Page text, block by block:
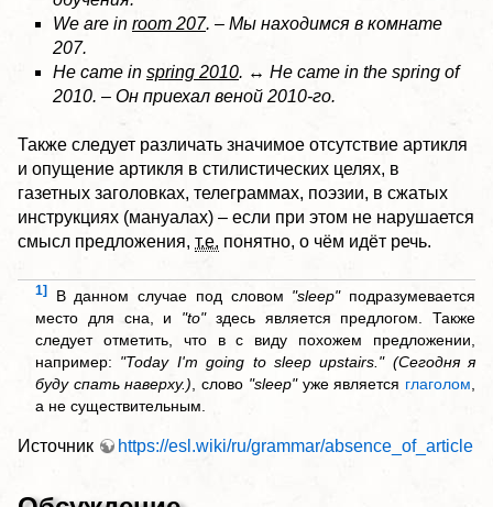
We are in room 207. – Мы находимся в комнате
207.
He came in spring 2010. ↔ He came in the spring of
2010. – Он приехал веной 2010-го.
Также следует различать значимое отсутствие артикля
и опущение артикля в стилистических целях, в
газетных заголовках, телеграммах, поэзии, в сжатых
инструкциях (мануалах) – если при этом не нарушается
смысл предложения, т.е. понятно, о чём идёт речь.
1] В данном случае под словом "sleep"подразумевается
место для сна, и "to"здесь является предлогом. Также
следует отметить, что в с виду похожем предложении,
например: "Today I'm going to sleep upstairs." (Сегодня я
буду спать наверху.) , слово "sleep"уже является глаголом
а не существительным.
Источник https://esl.wiki/ru/grammar/absence_of_article